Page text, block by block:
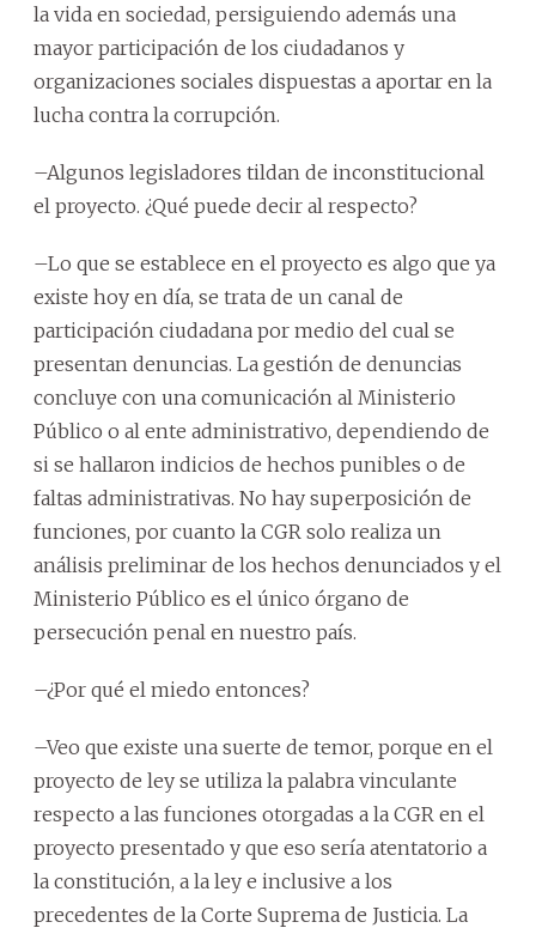
la vida en sociedad, persiguiendo además una
mayor participación de los ciudadanos y
organizaciones sociales dispuestas a aportar en la
lucha contra la corrupción.
–Algunos legisladores tildan de inconstitucional
el proyecto. ¿Qué puede decir al respecto?
–Lo que se establece en el proyecto es algo que ya
existe hoy en día, se trata de un canal de
participación ciudadana por medio del cual se
presentan denuncias. La gestión de denuncias
concluye con una comunicación al Ministerio
Público o al ente administrativo, dependiendo de
si se hallaron indicios de hechos punibles o de
faltas administrativas. No hay superposición de
funciones, por cuanto la CGR solo realiza un
análisis preliminar de los hechos denunciados y el
Ministerio Público es el único órgano de
persecución penal en nuestro país.
–¿Por qué el miedo entonces?
–Veo que existe una suerte de temor, porque en el
proyecto de ley se utiliza la palabra vinculante
respecto a las funciones otorgadas a la CGR en el
proyecto presentado y que eso sería atentatorio a
la constitución, a la ley e inclusive a los
precedentes de la Corte Suprema de Justicia. La